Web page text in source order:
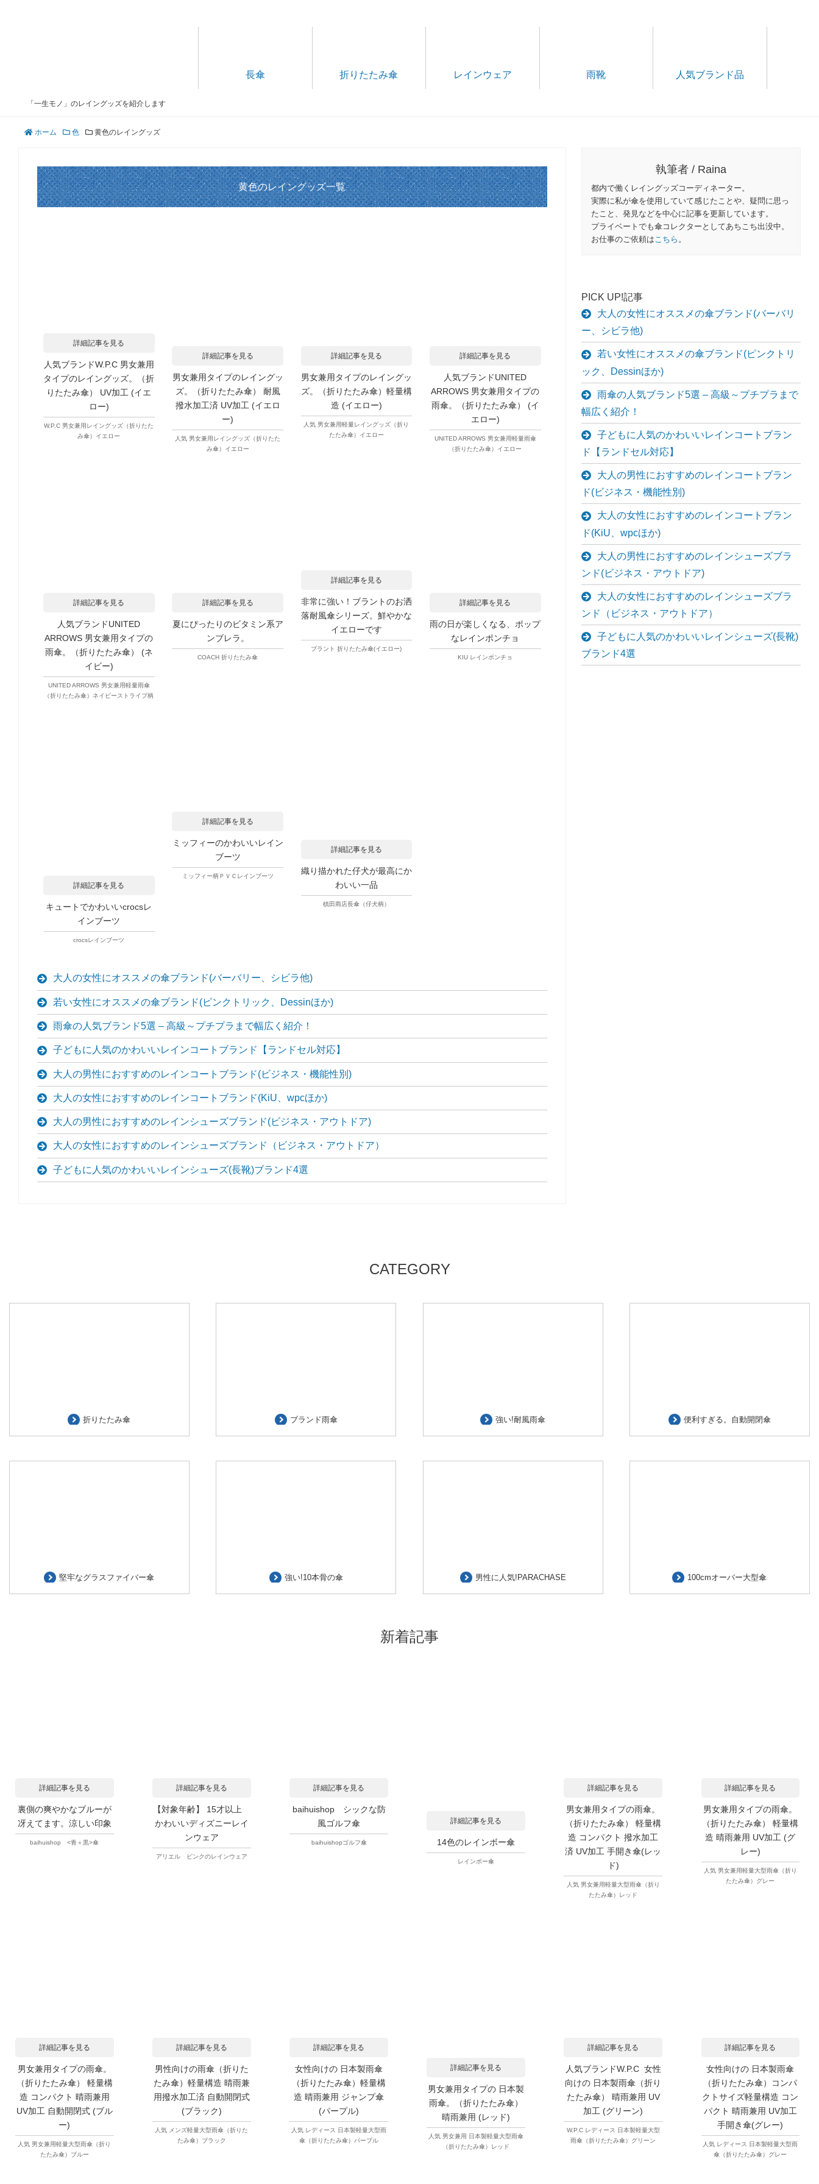
「一生モノ」のレイングッズを紹介します
長傘 折りたたみ傘 レインウェア 雨靴 人気ブランド品
ホーム 色 黄色のレイングッズ
黄色のレイングッズ一覧
詳細記事を見る
人気ブランドW.P.C 男女兼用
タイプのレイングッズ。（折
りたたみ傘） UV加工 (イエ
ロー)
W.P.C 男女兼用レイングッズ（折りたた
み傘）イエロー
詳細記事を見る
男女兼用タイプのレイングッ
ズ。（折りたたみ傘） 耐風
撥水加工済 UV加工 (イエロ
ー)
人気 男女兼用レイングッズ（折りたた
み傘）イエロー
詳細記事を見る
男女兼用タイプのレイングッ
ズ。（折りたたみ傘）軽量構
造 (イエロー)
人気 男女兼用軽量レイングッズ（折り
たたみ傘）イエロー
詳細記事を見る
人気ブランドUNITED
ARROWS 男女兼用タイプの
雨傘。（折りたたみ傘） (イ
エロー)
UNITED ARROWS 男女兼用軽量雨傘
（折りたたみ傘）イエロー
詳細記事を見る
人気ブランドUNITED
ARROWS 男女兼用タイプの
雨傘。（折りたたみ傘） (ネ
イビー)
UNITED ARROWS 男女兼用軽量雨傘
（折りたたみ傘）ネイビーストライプ柄
詳細記事を見る
夏にぴったりのビタミン系ア
ンブレラ。
COACH 折りたたみ傘
詳細記事を見る
非常に強い！ブラントのお洒
落耐風傘シリーズ。鮮やかな
イエローです
ブラント 折りたたみ傘(イエロー)
詳細記事を見る
雨の日が楽しくなる、ポップ
なレインポンチョ
KIU レインポンチョ
詳細記事を見る
キュートでかわいいcrocsレ
インブーツ
crocsレインブーツ
詳細記事を見る
ミッフィーのかわいいレイン
ブーツ
ミッフィー柄ＰＶＣレインブーツ
詳細記事を見る
織り描かれた仔犬が最高にか
わいい一品
槙田商店長傘（仔犬柄）
大人の女性にオススメの傘ブランド(バーバリー、シビラ他)
若い女性にオススメの傘ブランド(ピンクトリック、Dessinほか)
雨傘の人気ブランド5選 – 高級～プチプラまで幅広く紹介！
子どもに人気のかわいいレインコートブランド【ランドセル対応】
大人の男性におすすめのレインコートブランド(ビジネス・機能性別)
大人の女性におすすめのレインコートブランド(KiU、wpcほか)
大人の男性におすすめのレインシューズブランド(ビジネス・アウトドア)
大人の女性におすすめのレインシューズブランド（ビジネス・アウトドア）
子どもに人気のかわいいレインシューズ(長靴)ブランド4選
執筆者 / Raina
都内で働くレイングッズコーディネーター。
実際に私が傘を使用していて感じたことや、疑問に思っ
たこと、発見などを中心に記事を更新しています。
プライベートでも傘コレクターとしてあちこち出没中。
お仕事のご依頼はこちら 。
PICK UP!記事
大人の女性にオススメの傘ブランド(バーバリ
ー、シビラ他)
若い女性にオススメの傘ブランド(ピンクトリ
ック、Dessinほか)
雨傘の人気ブランド5選 – 高級～プチプラまで
幅広く紹介！
子どもに人気のかわいいレインコートブラン
ド【ランドセル対応】
大人の男性におすすめのレインコートブラン
ド(ビジネス・機能性別)
大人の女性におすすめのレインコートブラン
ド(KiU、wpcほか)
大人の男性におすすめのレインシューズブラ
ンド(ビジネス・アウトドア)
大人の女性におすすめのレインシューズブラ
ンド（ビジネス・アウトドア）
子どもに人気のかわいいレインシューズ(長靴)
ブランド4選
CATEGORY
折りたたみ傘 ブランド雨傘 強い!耐風雨傘 便利すぎる。自動開閉傘
堅牢なグラスファイバー傘 強い!10本骨の傘 男性に人気!PARACHASE 100cmオーバー大型傘
新着記事
詳細記事を見る
裏側の爽やかなブルーが
冴えてます。涼しい印象
baihuishop <青＋黒>傘
詳細記事を見る
【対象年齢】 15才以上
かわいいディズニーレイ
ンウェア
アリエル ピンクのレインウェア
詳細記事を見る
baihuishop シックな防
風ゴルフ傘
baihuishopゴルフ傘
詳細記事を見る
14色のレインボー傘
レインボー傘
詳細記事を見る
男女兼用タイプの雨傘。
（折りたたみ傘） 軽量構
造 コンパクト 撥水加工
済 UV加工 手開き傘(レッ
ド)
人気 男女兼用軽量大型雨傘（折り
たたみ傘）レッド
詳細記事を見る
男女兼用タイプの雨傘。
（折りたたみ傘） 軽量構
造 晴雨兼用 UV加工 (グ
レー)
人気 男女兼用軽量大型雨傘（折り
たたみ傘）グレー
詳細記事を見る
男女兼用タイプの雨傘。
（折りたたみ傘） 軽量構
造 コンパクト 晴雨兼用
UV加工 自動開閉式 (ブル
ー)
人気 男女兼用軽量大型雨傘（折り
たたみ傘）ブルー
詳細記事を見る
男性向けの雨傘（折りた
たみ傘）軽量構造 晴雨兼
用撥水加工済 自動開閉式
(ブラック)
人気 メンズ軽量大型雨傘（折りた
たみ傘）ブラック
詳細記事を見る
女性向けの 日本製雨傘
（折りたたみ傘）軽量構
造 晴雨兼用 ジャンプ傘
(パープル)
人気 レディース 日本製軽量大型雨
傘（折りたたみ傘）パープル
詳細記事を見る
男女兼用タイプの 日本製
雨傘。（折りたたみ傘）
晴雨兼用 (レッド)
人気 男女兼用 日本製軽量大型雨傘
（折りたたみ傘）レッド
詳細記事を見る
人気ブランドW.P.C 女性
向けの 日本製雨傘（折り
たたみ傘） 晴雨兼用 UV
加工 (グリーン)
W.P.C レディース 日本製軽量大型
雨傘（折りたたみ傘）グリーン
詳細記事を見る
女性向けの 日本製雨傘
（折りたたみ傘）コンパ
クトサイズ軽量構造 コン
パクト 晴雨兼用 UV加工
手開き傘(グレー)
人気 レディース 日本製軽量大型雨
傘（折りたたみ傘）グレー